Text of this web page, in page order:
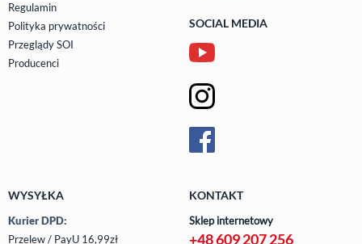
Regulamin
Polityka prywatności
Przeglądy SOI
Producenci
SOCIAL MEDIA
WYSYŁKA
Kurier DPD:
Przelew / PayU 16,99zł
KONTAKT
Sklep internetowy
+48 609 207 256